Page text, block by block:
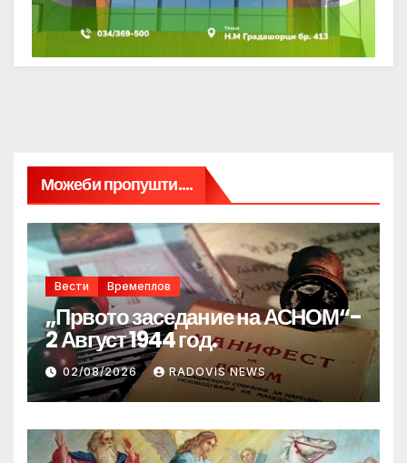
Можеби пропушти....
Вести Времеплов
„Првото заседание на АСНОМ“-
2 Август 1944 год.
02/08/2026 RADOVIS NEWS